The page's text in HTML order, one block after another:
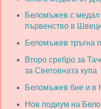
Беломъжев с медал
първенство в
Беломъжев тръгна
Второ сребро за
за Световната купа
Беломъжев бие и в
Нов подиум на